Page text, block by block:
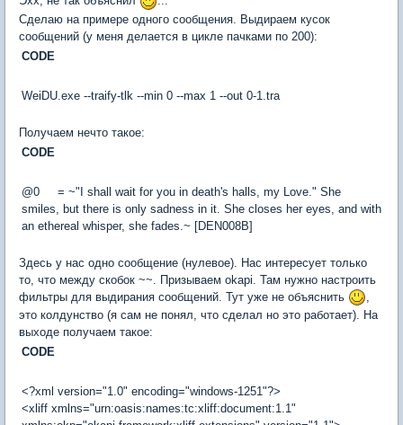
Сделаю на примере одного сообщения. Выдираем кусок
сообщений (у меня делается в цикле пачками по 200):
CODE
WeiDU.exe --traify-tlk --min 0 --max 1 --out 0-1.tra
Получаем нечто такое:
CODE
@0 = ~"I shall wait for you in death's halls, my Love." She
smiles, but there is only sadness in it. She closes her eyes, and with
an ethereal whisper, she fades.~ [DEN008B]
Здесь у нас одно сообщение (нулевое). Нас интересует только
то, что между скобок ~~. Призываем okapi. Там нужно настроить
фильтры для выдирания сообщений. Тут уже не объяснить
это колдунство (я сам не понял, что сделал но это работает). На
выходе получаем такое:
CODE
<?xml version="1.0" encoding="windows-1251"?>
<xliff xmlns="urn:oasis:names:tc:xliff:document:1.1"